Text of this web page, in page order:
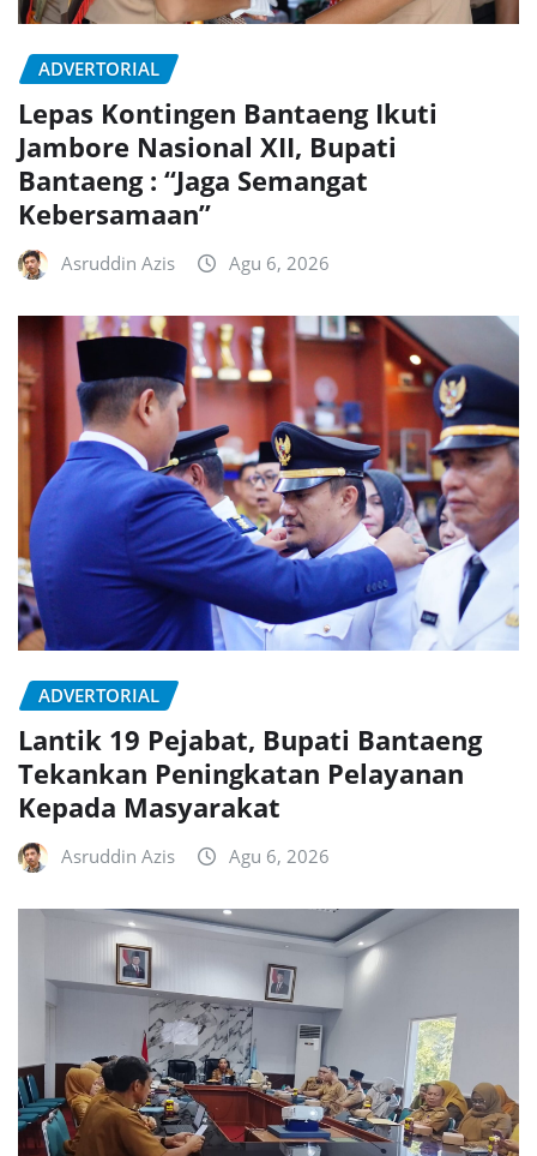
ADVERTORIAL
Lepas Kontingen Bantaeng Ikuti
Jambore Nasional XII, Bupati
Bantaeng : “Jaga Semangat
Kebersamaan”
Asruddin Azis Agu 6, 2026
ADVERTORIAL
Lantik 19 Pejabat, Bupati Bantaeng
Tekankan Peningkatan Pelayanan
Kepada Masyarakat
Asruddin Azis Agu 6, 2026